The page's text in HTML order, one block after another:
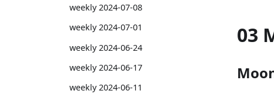
weekly 2024-07-08
weekly 2024-07-01
weekly 2024-06-24
weekly 2024-06-17
weekly 2024-06-11
03